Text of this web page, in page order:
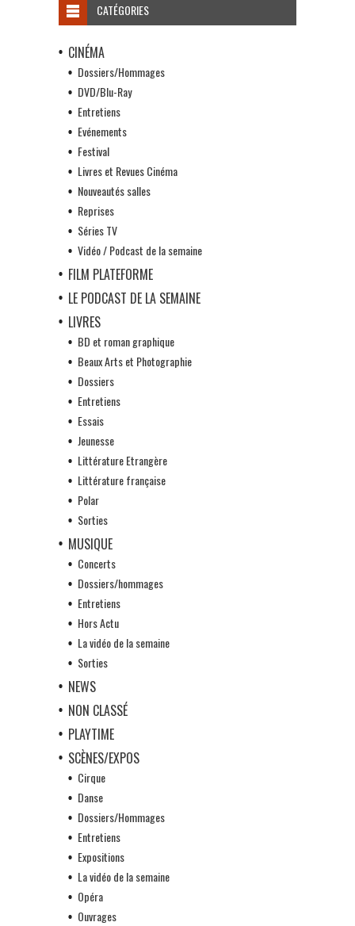
CATÉGORIES
CINÉMA
Dossiers/Hommages
DVD/Blu-Ray
Entretiens
Evénements
Festival
Livres et Revues Cinéma
Nouveautés salles
Reprises
Séries TV
Vidéo / Podcast de la semaine
FILM PLATEFORME
LE PODCAST DE LA SEMAINE
LIVRES
BD et roman graphique
Beaux Arts et Photographie
Dossiers
Entretiens
Essais
Jeunesse
Littérature Etrangère
Littérature française
Polar
Sorties
MUSIQUE
Concerts
Dossiers/hommages
Entretiens
Hors Actu
La vidéo de la semaine
Sorties
NEWS
NON CLASSÉ
PLAYTIME
SCÈNES/EXPOS
Cirque
Danse
Dossiers/Hommages
Entretiens
Expositions
La vidéo de la semaine
Opéra
Ouvrages